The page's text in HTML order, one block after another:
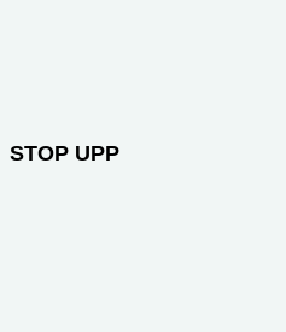
STOP UPP